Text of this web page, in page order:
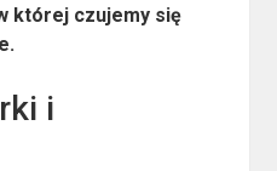
której czujemy się
i